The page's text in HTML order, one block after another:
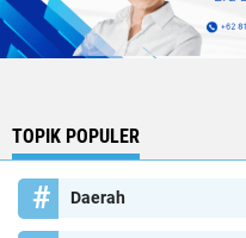
TOPIK POPULER
Daerah